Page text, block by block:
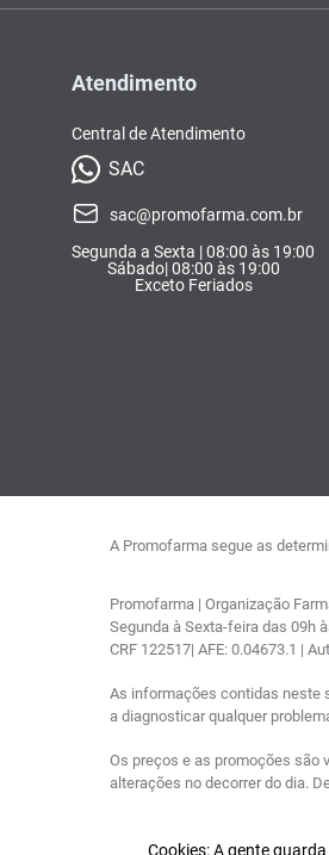
Cookies: A gente
Atendimento
Central de Atendimento
SAC
sac@promofarma.com.br
Segunda a Sexta | 08:00 às 19:00
Sábado| 08:00 às 19:00
Exceto Feriados
A Promofarma segue as
Promofarma | Organização
Segunda à Sexta-feira das 09h
CRF 122517| AFE: 0.04673.1 |
As informações contidas neste
a diagnosticar qualquer
Os preços e as promoções são
alterações no decorrer do dia.